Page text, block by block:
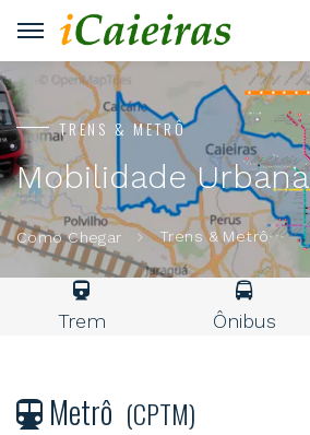
TRENS & METRÔ
Mobilidade Urbana
Como Chegar Trens & Metrô
Trem Ônibus
Metrô (CPTM)